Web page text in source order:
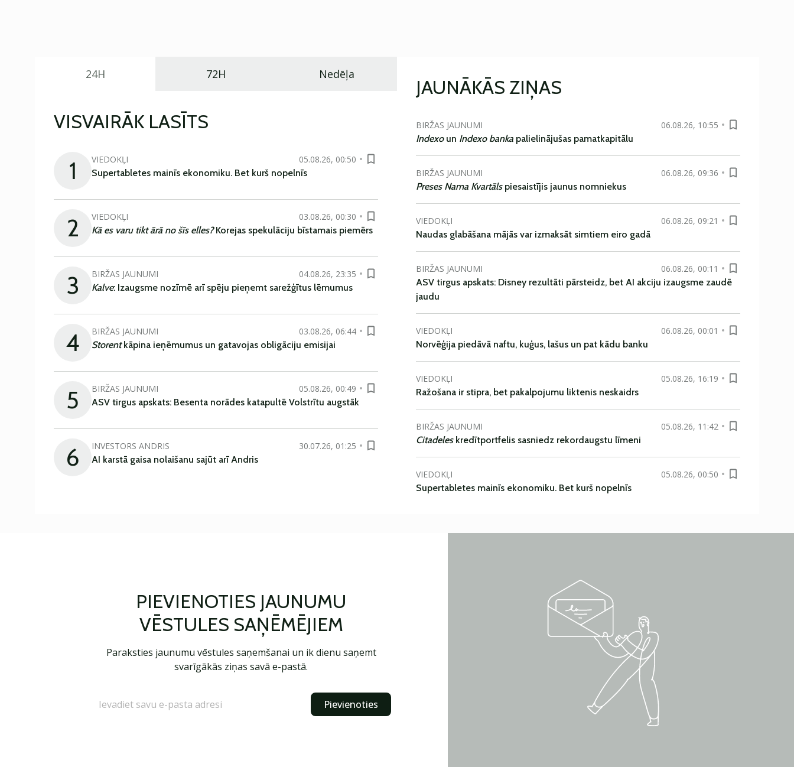
24H 72H Nedēļa
VISVAIRĀK LASĪTS
1 VIEDOKĻI
05.08.26, 00:50
Supertabletes mainīs ekonomiku. Bet kurš nopelnīs
2 VIEDOKĻI
03.08.26, 00:30
Kā es varu tikt ārā no šīs elles?Korejas spekulāciju bīstamais piemērs
3 BIRŽAS JAUNUMI
04.08.26, 23:35
Kalve: Izaugsme nozīmē arī spēju pieņemt sarežģītus lēmumus
4 BIRŽAS JAUNUMI
03.08.26, 06:44
Storentkāpina ieņēmumus un gatavojas obligāciju emisijai
5 BIRŽAS JAUNUMI
05.08.26, 00:49
ASV tirgus apskats: Besenta norādes katapultē Volstrītu augstāk
6 INVESTORS ANDRIS
30.07.26, 01:25
AI karstā gaisa nolaišanu sajūt arī Andris
JAUNĀKĀS ZIŅAS
BIRŽAS JAUNUMI
06.08.26, 10:55
Indexoun Indexo banka palielinājušas pamatkapitālu
BIRŽAS JAUNUMI
06.08.26, 09:36
Preses Nama Kvartāls piesaistījis jaunus nomniekus
VIEDOKĻI
06.08.26, 09:21
Naudas glabāšana mājās var izmaksāt simtiem eiro gadā
BIRŽAS JAUNUMI
06.08.26, 00:11
ASV tirgus apskats: Disney rezultāti pārsteidz, bet AI akciju izaugsme zaudē
jaudu
VIEDOKĻI
06.08.26, 00:01
Norvēģija piedāvā naftu, kuģus, lašus un pat kādu banku
VIEDOKĻI
05.08.26, 16:19
Ražošana ir stipra, bet pakalpojumu liktenis neskaidrs
BIRŽAS JAUNUMI
05.08.26, 11:42
Citadeleskredītportfelis sasniedz rekordaugstu līmeni
VIEDOKĻI
05.08.26, 00:50
Supertabletes mainīs ekonomiku. Bet kurš nopelnīs
PIEVIENOTIES JAUNUMU
VĒSTULES SAŅĒMĒJIEM
Paraksties jaunumu vēstules saņemšanai un ik dienu saņemt
svarīgākās ziņas savā e-pastā.
Pievienoties